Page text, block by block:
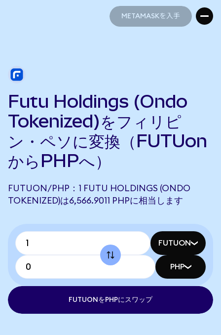
METAMASKを入手
Futu Holdings (Ondo
Tokenized)をフィリピ
ン・ペソに変換（FUTUon
からPHPへ）
FUTUON/PHP：1 FUTU HOLDINGS (ONDO
TOKENIZED)は6,566.9011 PHPに相当します
FUTUON
PHP
FUTUONをPHPにスワップ